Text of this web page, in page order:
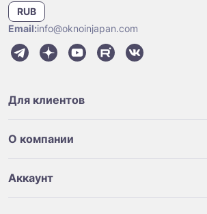
RUB
Email:info@oknoinjapan.com
Для клиентов
О компании
Аккаунт